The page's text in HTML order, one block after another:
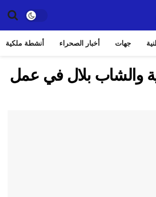
جهات أخبار الصحراء أنشطة ملكية
والشاب بلال في عمل